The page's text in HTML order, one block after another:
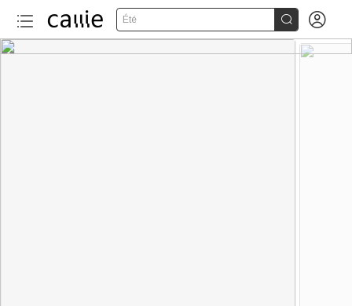
Été  